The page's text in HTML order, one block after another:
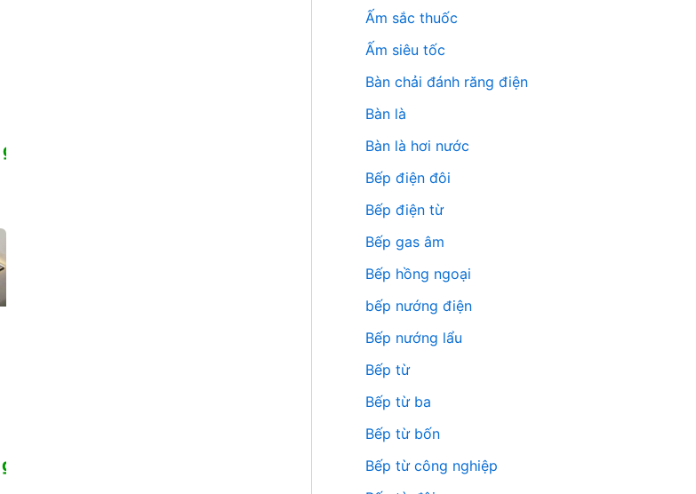
₫
₫
m
:Ấm sắc thuốc
Ấm siêu tốc
Bàn chải đánh răng điện
Bàn là
Bàn là hơi nước
Bếp điện đôi
Bếp điện từ
Bếp gas âm
Bếp hồng ngoại
bếp nướng điện
Bếp nướng lẩu
Bếp từ
Bếp từ ba
Bếp từ bốn
Bếp từ công nghiệp